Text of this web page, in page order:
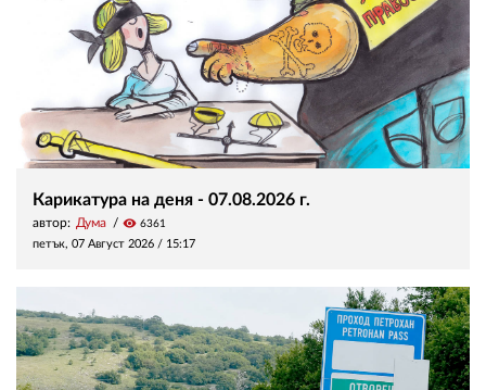
Карикатура на деня - 07.08.2026 г.
автор: Дума visibility 6361
петък, 07 Август 2026 / 15:17